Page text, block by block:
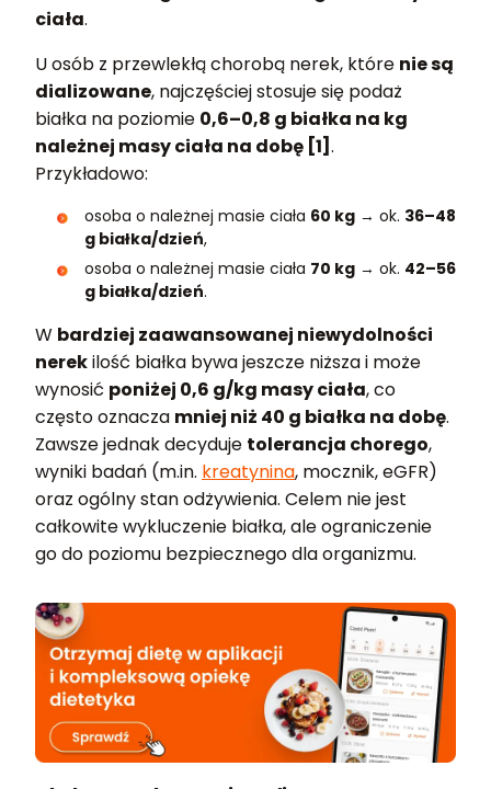
ciała.
U osób z przewlekłą chorobą nerek, które nie są
dializowane, najczęściej stosuje się podaż
białka na poziomie 0,6–0,8 g białka na kg
należnej masy ciała na dobę [1] .
Przykładowo:
osoba o należnej masie ciała 60 kg → ok. 36–48
g białka/dzień,
osoba o należnej masie ciała 70 kg → ok. 42–56
g białka/dzień.
W bardziej zaawansowanej niewydolności
nerekilość białka bywa jeszcze niższa i może
wynosić poniżej 0,6 g/kg masy ciała, co
często oznacza mniej niż 40 g białka na dobę.
Zawsze jednak decyduje tolerancja chorego,
wyniki badań (m.in. kreatynina, mocznik, eGFR)
oraz ogólny stan odżywienia. Celem nie jest
całkowite wykluczenie białka, ale ograniczenie
go do poziomu bezpiecznego dla organizmu.